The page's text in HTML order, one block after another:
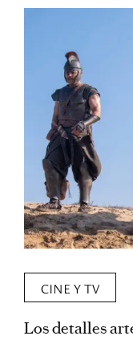
CINE Y TV
Los detalles